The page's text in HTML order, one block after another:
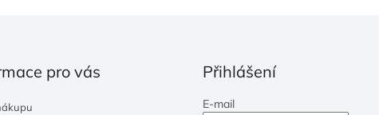
pro vás Přihlášení
E-mail